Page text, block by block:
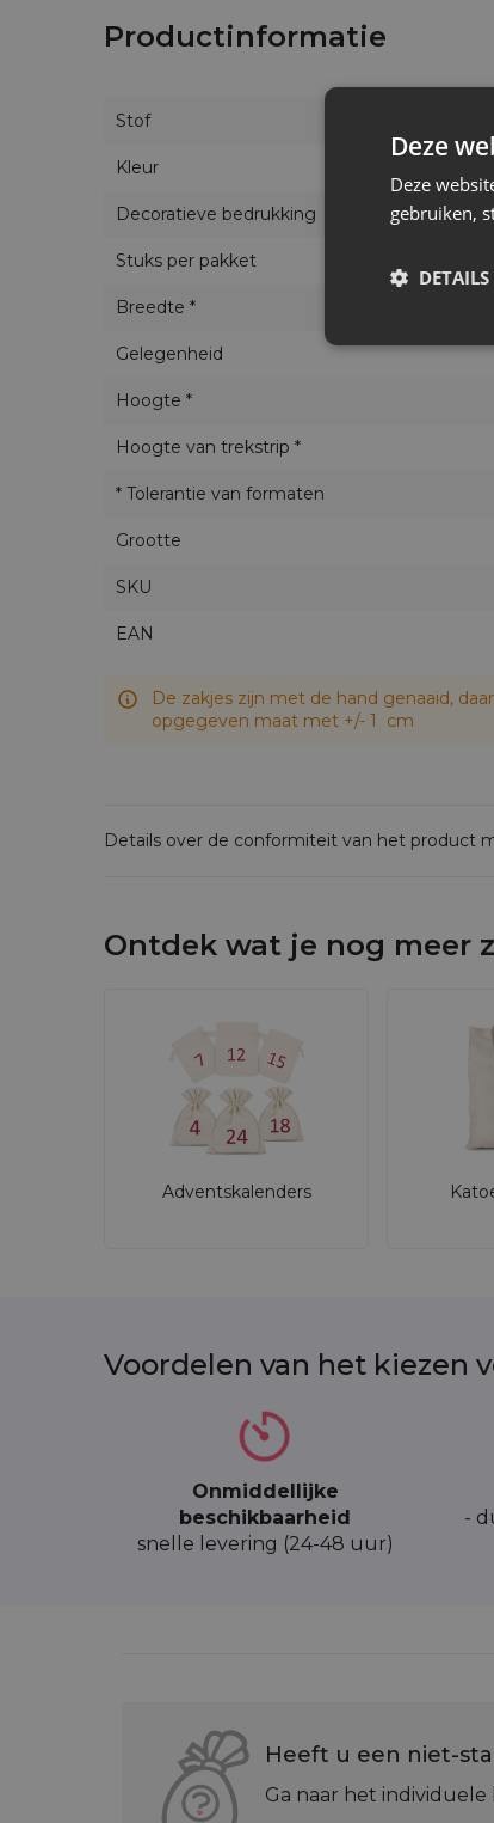
Ons aanbod jutezakjes bevat eveneens
Productinformatie
Stof
Kleur
Decoratieve bedrukking
Stuks per pakket
Breedte *
Gelegenheid
Hoogte *
Hoogte van trekstrip *
* Tolerantie van formaten
Grootte
SKU
EAN
De zakjes zijn met de hand genaaid,
opgegeven maat met +/- 1 cm
Details over de conformiteit van het product
Ontdek wat je nog meer
Adventskalenders
Voordelen van het kiezen
Onmiddellijke
beschikbaarheid
snelle levering (24-48 uur)
-
Heeft u een niet-
Ga naar het
Deze
Deze
gebruiken,
DETAILS